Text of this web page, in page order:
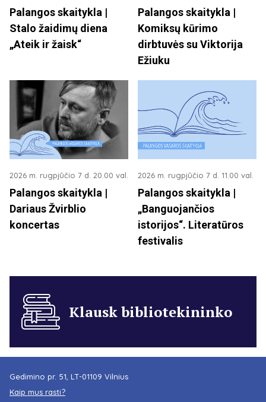
Palangos skaitykla |
Stalo žaidimų diena
„Ateik ir žaisk“
Palangos skaitykla |
Komiksų kūrimo
dirbtuvės su Viktorija
Ežiuku
2026 m. rugpjūčio 7 d. 20.00 val.
Palangos skaitykla |
Dariaus Žvirblio
koncertas
2026 m. rugpjūčio 7 d. 11.00 val.
Palangos skaitykla |
„Banguojančios
istorijos“. Literatūros
festivalis
Klausk bibliotekininko
Gedimino pr. 51, LT-01109 Vilnius
Kaip mus rasti?